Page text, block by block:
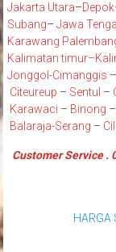
Jakarta Utara–Depok
Subang– Jawa
Karawang
Kalimatan timur–
Jonggol -Cimanggis –
Citeureup – Sentul –
Karawaci – Binong –
Balaraja-Serang –
Customer Service .
HARGA